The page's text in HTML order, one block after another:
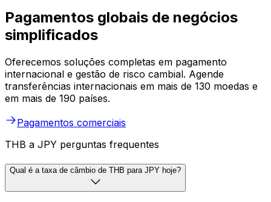
Pagamentos globais de negócios
simplificados
Oferecemos soluções completas em pagamento
internacional e gestão de risco cambial. Agende
transferências internacionais em mais de 130 moedas e
em mais de 190 países.
Pagamentos comerciais
THB a JPY perguntas frequentes
Qual é a taxa de câmbio de THB para JPY hoje?